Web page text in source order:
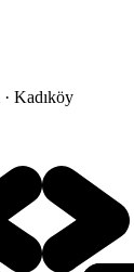
· Kadıköy